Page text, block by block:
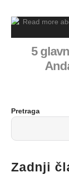
5
Pretraga
Zadnji